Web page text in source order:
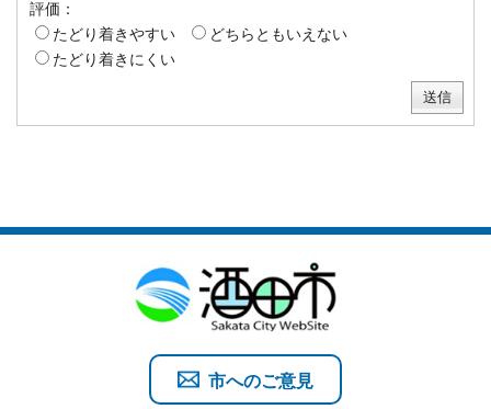
評価：
たどり着きやすい
どちらともいえない
たどり着きにくい
市へのご意見